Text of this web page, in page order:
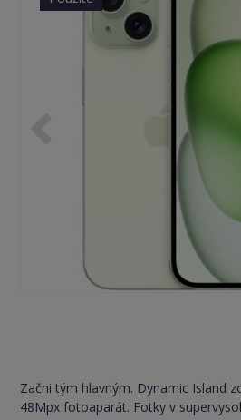
Začni tým hlavným. Dynamic Island
48Mpx fotoaparát. Fotky v